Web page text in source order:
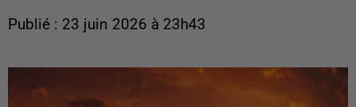
Publié : 23 juin 2026 à 23h43